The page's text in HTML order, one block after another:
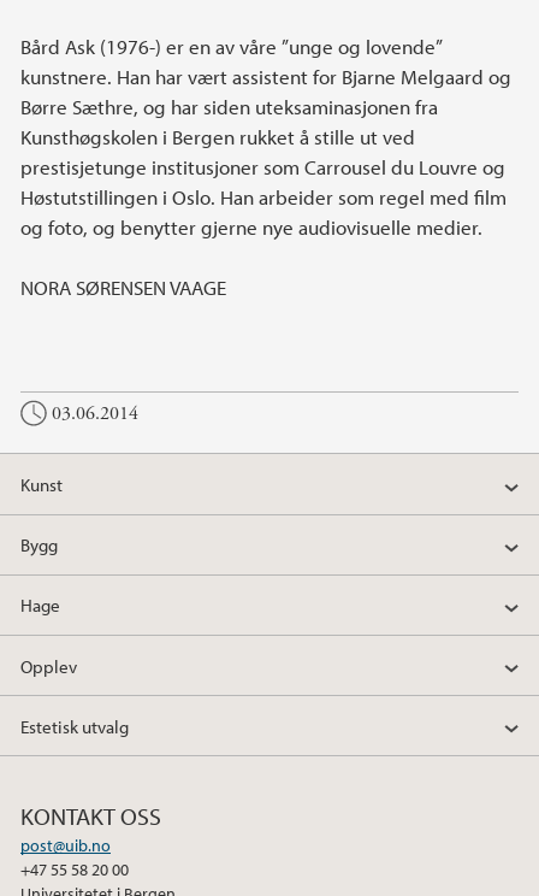
Bård Ask (1976-) er en av våre ”unge og lovende”
kunstnere. Han har vært assistent for Bjarne Melgaard og
Børre Sæthre, og har siden uteksaminasjonen fra
Kunsthøgskolen i Bergen rukket å stille ut ved
prestisjetunge institusjoner som Carrousel du Louvre og
Høstutstillingen i Oslo. Han arbeider som regel med film
og foto, og benytter gjerne nye audiovisuelle medier.
NORA SØRENSEN VAAGE
03.06.2014
Kunst
Bygg
Hage
Opplev
Estetisk utvalg
KONTAKT OSS
post@uib.no
+47 55 58 20 00